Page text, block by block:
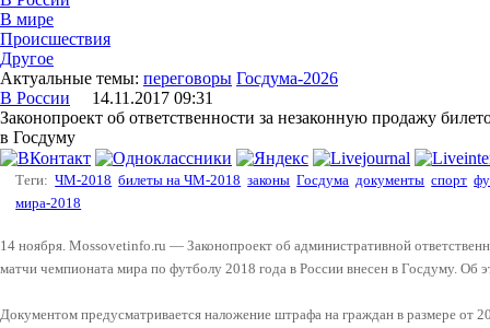
В мире
Происшествия
Другое
Актуальные темы: переговоры Госдума-2026
В России 14.11.2017 09:31
Законопроект об ответственности за незаконную продажу
в Госдуму
Теги: ЧМ-2018 билеты на ЧМ-2018 законы Госдума документы спорт
мира-2018
14 ноября. Mossovetinfo.ru — Законопроект об административной
матчи чемпионата мира по футболу 2018 года в России внесен в Госдуму. Об
Документом предусматривается наложение штрафа на граждан в размере от